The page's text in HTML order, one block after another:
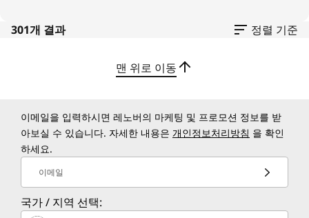
301개 결과 정렬 기준
맨 위로 이동
이메일을 입력하시면 레노버의 마케팅 및 프로모션 정보를 받
아보실 수 있습니다. 자세한 내용은 개인정보처리방침 을 확인
하세요.
이메일
국가 / 지역 선택: